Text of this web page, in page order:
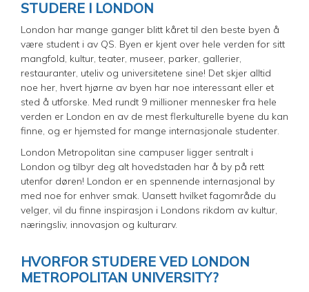
STUDERE I LONDON
London har mange ganger blitt kåret til den beste byen å
være student i av QS. Byen er kjent over hele verden for sitt
mangfold, kultur, teater, museer, parker, gallerier,
restauranter, uteliv og universitetene sine! Det skjer alltid
noe her, hvert hjørne av byen har noe interessant eller et
sted å utforske. Med rundt 9 millioner mennesker fra hele
verden er London en av de mest flerkulturelle byene du kan
finne, og er hjemsted for mange internasjonale studenter.
London Metropolitan sine campuser ligger sentralt i
London og tilbyr deg alt hovedstaden har å by på rett
utenfor døren! London er en spennende internasjonal by
med noe for enhver smak. Uansett hvilket fagområde du
velger, vil du finne inspirasjon i Londons rikdom av kultur,
næringsliv, innovasjon og kulturarv.
HVORFOR STUDERE VED LONDON
METROPOLITAN UNIVERSITY?